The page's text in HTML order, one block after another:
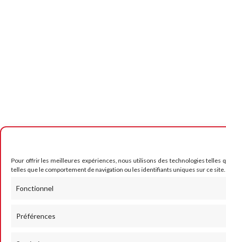
Pour offrir les meilleures expériences, nous utilisons des technologies telles
telles que le comportement de navigation ou les identifiants uniques sur ce
Fonctionnel
Préférences